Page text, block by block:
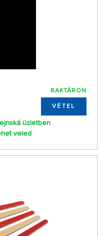
RAKTÁRON
VÉTEL
üzletben
veled